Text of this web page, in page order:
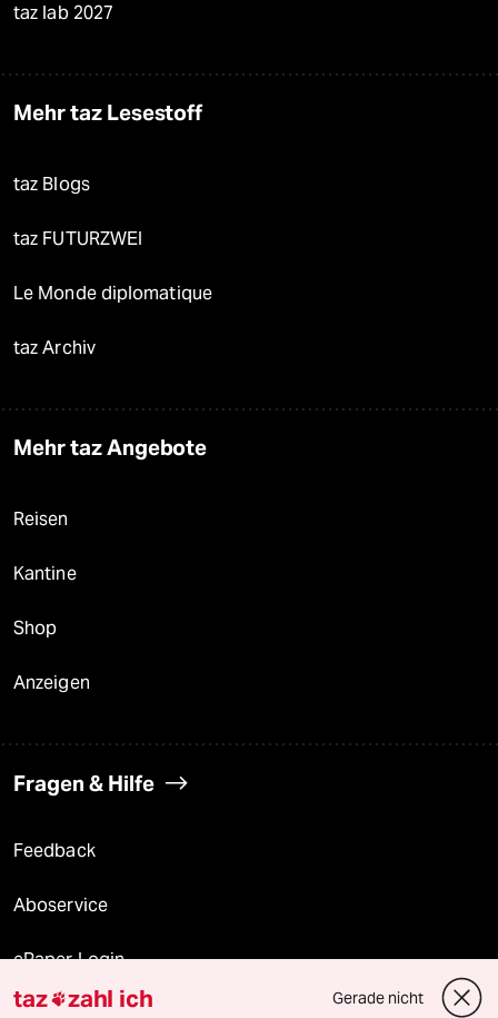
taz lab 2027
Mehr taz Lesestoff
taz Blogs
taz FUTURZWEI
Le Monde diplomatique
taz Archiv
Mehr taz Angebote
Reisen
Kantine
Shop
Anzeigen
Fragen & Hilfe
Feedback
Aboservice
ePaper Login
taz zahl ich Gerade nicht